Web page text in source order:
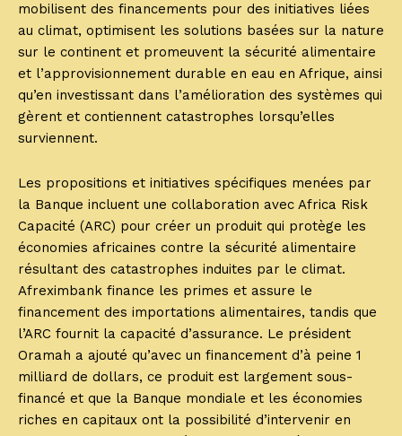
mobilisent des financements pour des initiatives liées
au climat, optimisent les solutions basées sur la nature
sur le continent et promeuvent la sécurité alimentaire
et l’approvisionnement durable en eau en Afrique, ainsi
qu’en investissant dans l’amélioration des systèmes qui
gèrent et contiennent catastrophes lorsqu’elles
surviennent.
Les propositions et initiatives spécifiques menées par
la Banque incluent une collaboration avec Africa Risk
Capacité (ARC) pour créer un produit qui protège les
économies africaines contre la sécurité alimentaire
résultant des catastrophes induites par le climat.
Afreximbank finance les primes et assure le
financement des importations alimentaires, tandis que
l’ARC fournit la capacité d’assurance. Le président
Oramah a ajouté qu’avec un financement d’à peine 1
milliard de dollars, ce produit est largement sous-
financé et que la Banque mondiale et les économies
riches en capitaux ont la possibilité d’intervenir en